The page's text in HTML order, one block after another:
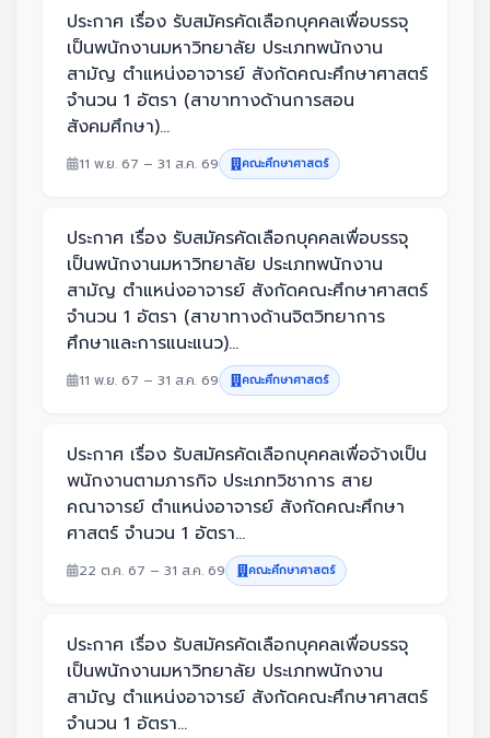
ประกาศ เรื่อง รับสมัครคัดเลือกบุคคลเพื่อบรรจุ
เป็นพนักงานมหาวิทยาลัย ประเภทพนักงาน
สามัญ ตำแหน่งอาจารย์ สังกัดคณะศึกษาศาสตร์
จำนวน 1 อัตรา (สาขาทางด้านการสอน
สังคมศึกษา)...
11 พ.ย. 67 – 31 ส.ค. 69 คณะศึกษาศาสตร์
ประกาศ เรื่อง รับสมัครคัดเลือกบุคคลเพื่อบรรจุ
เป็นพนักงานมหาวิทยาลัย ประเภทพนักงาน
สามัญ ตำแหน่งอาจารย์ สังกัดคณะศึกษาศาสตร์
จำนวน 1 อัตรา (สาขาทางด้านจิตวิทยาการ
ศึกษาและการแนะแนว)...
11 พ.ย. 67 – 31 ส.ค. 69 คณะศึกษาศาสตร์
ประกาศ เรื่อง รับสมัครคัดเลือกบุคคลเพื่อจ้างเป็น
พนักงานตามภารกิจ ประเภทวิชาการ สาย
คณาจารย์ ตำแหน่งอาจารย์ สังกัดคณะศึกษา
ศาสตร์ จำนวน 1 อัตรา...
22 ต.ค. 67 – 31 ส.ค. 69 คณะศึกษาศาสตร์
ประกาศ เรื่อง รับสมัครคัดเลือกบุคคลเพื่อบรรจุ
เป็นพนักงานมหาวิทยาลัย ประเภทพนักงาน
สามัญ ตำแหน่งอาจารย์ สังกัดคณะศึกษาศาสตร์
จำนวน 1 อัตรา...